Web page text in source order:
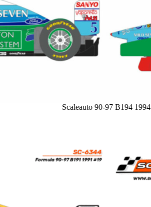
Scaleauto 90-97 B194 1994